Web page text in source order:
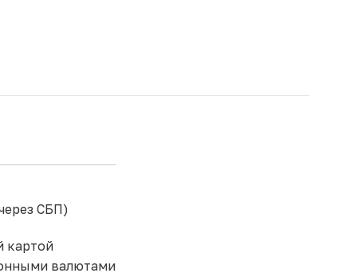
СБП)
картой
валютами